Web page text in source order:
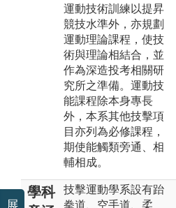
運動技術訓練以提昇
競技水準外，亦規劃
運動理論課程，使技
術與理論相結合，並
作為深造投考相關研
究所之準備。運動技
能課程除本身專長
外，本系其他技擊項
目亦列為必修課程，
期使能觸類旁通、相
輔相成。
學科
技擊運動學系設有跆
拳道、空手道、柔